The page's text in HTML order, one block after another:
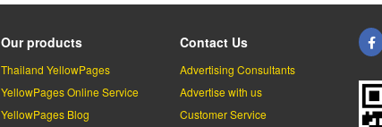
Our products
Thailand YellowPages
YellowPages Online Service
YellowPages Blog
Contact Us
Advertising Consultants
Advertise with us
Customer Service